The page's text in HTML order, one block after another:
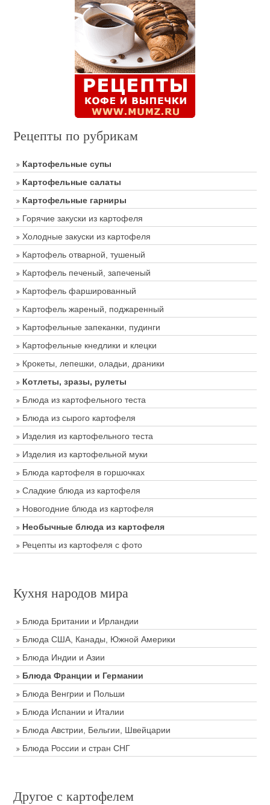
Рецепты по рубрикам
Картофельные супы
Картофельные салаты
Картофельные гарниры
Горячие закуски из картофеля
Холодные закуски из картофеля
Картофель отварной, тушеный
Картофель печеный, запеченый
Картофель фаршированный
Картофель жареный, поджаренный
Картофельные запеканки, пудинги
Картофельные кнедлики и клецки
Крокеты, лепешки, оладьи, драники
Котлеты, зразы, рулеты
Блюда из картофельного теста
Блюда из сырого картофеля
Изделия из картофельного теста
Изделия из картофельной муки
Блюда картофеля в горшочках
Сладкие блюда из картофеля
Новогодние блюда из картофеля
Необычные блюда из картофеля
Рецепты из картофеля с фото
Кухня народов мира
Блюда Британии и Ирландии
Блюда США, Канады, Южной Америки
Блюда Индии и Азии
Блюда Франции и Германии
Блюда Венгрии и Польши
Блюда Испании и Италии
Блюда Австрии, Бельгии, Швейцарии
Блюда России и стран СНГ
Другое с картофелем